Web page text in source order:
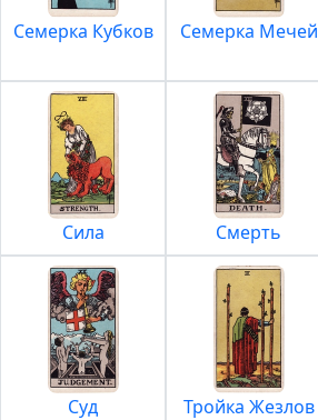
Семерка Кубков Семерка Мечей
Сила Смерть
Суд Тройка Жезлов